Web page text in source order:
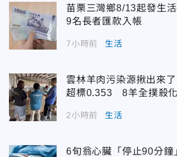
苗栗三灣鄉8/13起發生
9名長者匯款入帳
7小時前 生活
雲林羊肉污染源揪出來
超標0.353 8羊全撲殺
2小時前 生活
6旬翁心臟「停止90分鐘